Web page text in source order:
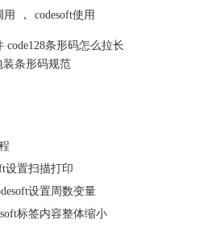
可以通过CodeSoft的丰富设计功能轻
。此外，CodeSoft还支持多种打印设备
用 ， codesoft使用
code128条形码怎么拉长
条形码规范
设置扫描打印
设置周数变量
标签内容整体缩小